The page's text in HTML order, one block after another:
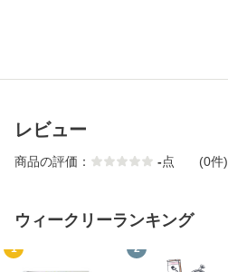
レビュー
商品の評価： -点 (0件)
ウィークリーランキング
1 2